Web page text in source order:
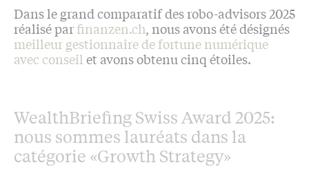
Dans le grand comparatif des robo-advisors 2025
réalisé parfinanzen.ch, nous avons été désignés
meilleur gestionnaire de fortune numérique
avec conseil et avons obtenu cinq étoiles.
WealthBriefing Swiss Award 2025:
nous sommes lauréats dans la
catégorie «Growth Strategy»